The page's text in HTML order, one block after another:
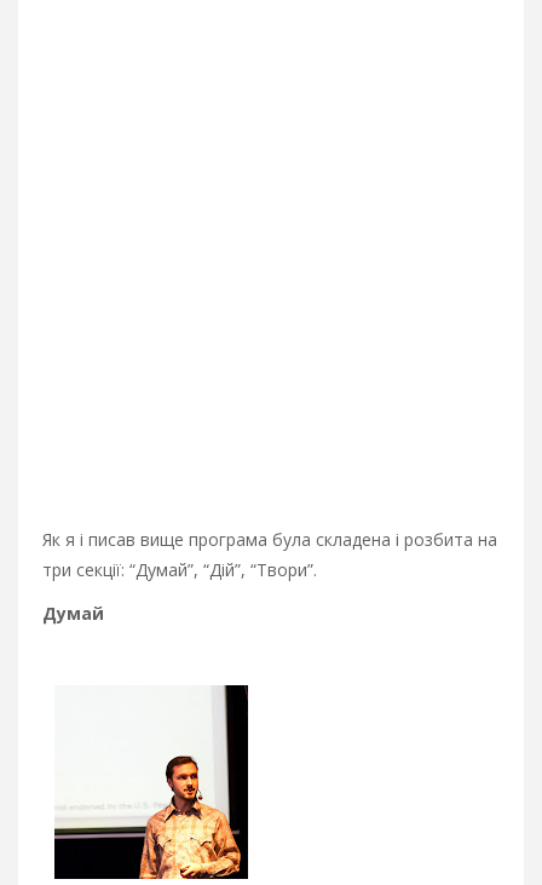
Як я і писав вище програма була складена і розбита на
три секції: “Думай”, “Дій”, “Твори”.
Думай